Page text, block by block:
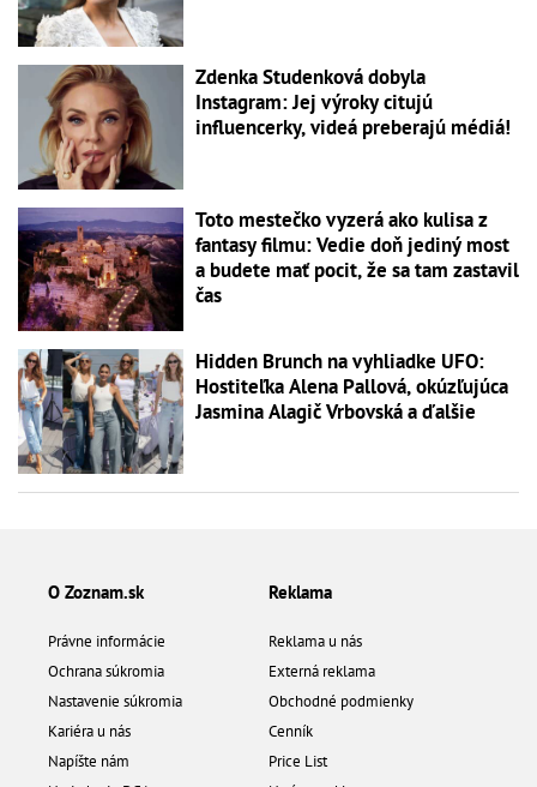
Zdenka Studenková dobyla
Instagram: Jej výroky citujú
influencerky, videá preberajú médiá!
Toto mestečko vyzerá ako kulisa z
fantasy filmu: Vedie doň jediný most
a budete mať pocit, že sa tam zastavil
čas
Hidden Brunch na vyhliadke UFO:
Hostiteľka Alena Pallová, okúzľujúca
Jasmina Alagič Vrbovská a ďalšie
O Zoznam.sk
Právne informácie
Ochrana súkromia
Nastavenie súkromia
Kariéra u nás
Napíšte nám
Reklama
Reklama u nás
Externá reklama
Obchodné podmienky
Cenník
Price List